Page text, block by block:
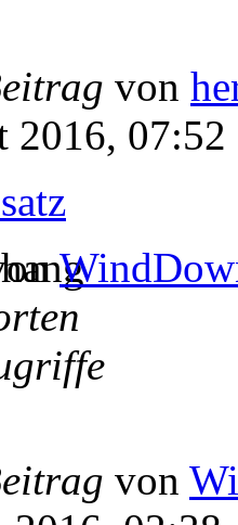
von
2016, 07:52
von